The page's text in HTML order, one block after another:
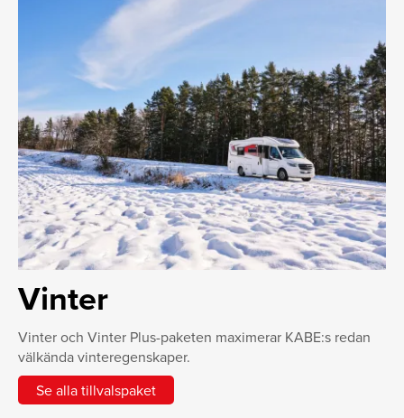
Vinter
Vinter och Vinter Plus-paketen maximerar KABE:s redan
välkända vinteregenskaper.
Se alla tillvalspaket